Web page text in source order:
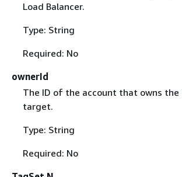
Load Balancer.
Type: String
Required: No
ownerId
The ID of the account that owns
target.
Type: String
Required: No